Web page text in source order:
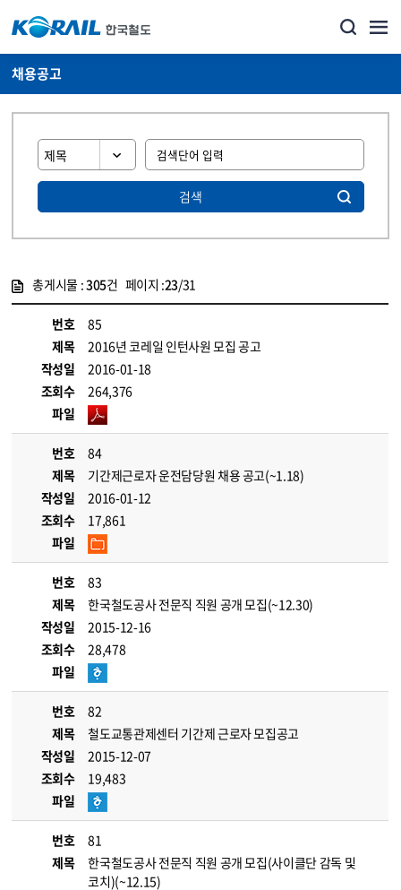
채용공고
검색
총게시물 :305건 페이지 :23/31
번호
85
제목
2016년 코레일 인턴사원 모집 공고
작성일
2016-01-18
조회수
264,376
파일
번호
84
제목
기간제근로자 운전담당원 채용 공고(~1.18)
작성일
2016-01-12
조회수
17,861
파일
번호
83
제목
한국철도공사 전문직 직원 공개 모집(~12.30)
작성일
2015-12-16
조회수
28,478
파일
번호
82
제목
철도교통관제센터 기간제 근로자 모집공고
작성일
2015-12-07
조회수
19,483
파일
번호
81
제목
한국철도공사 전문직 직원 공개 모집(사이클단 감독 및
코치)(~12.15)